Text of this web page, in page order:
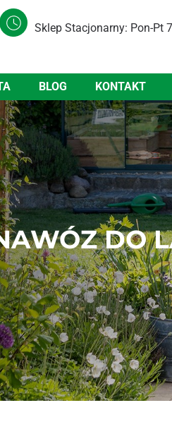
Sklep Stacjonarny: Pon-Pt
BLOG KONTAKT
DO